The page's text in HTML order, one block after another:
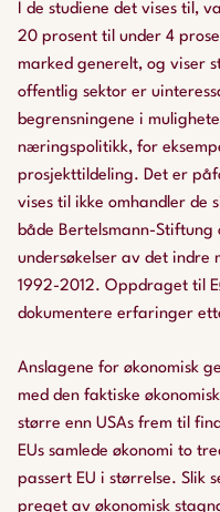
I de studiene det vises til,
20 prosent til under 4
marked generelt, og viser
offentlig sektor er
begrensningene i
næringspolitikk, for
prosjekttildeling. Det er
vises til ikke omhandler de
både Bertelsmann-Stiftung
undersøkelser av det indre
1992-2012. Oppdraget til
dokumentere erfaringer
Anslagene for økonomisk
med den faktiske
større enn USAs frem til
EUs samlede økonomi to
passert EU i størrelse. Slik
preget av økonomisk